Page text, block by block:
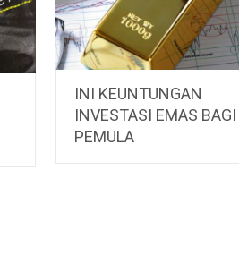
INI KEUNTUNGAN
INVESTASI EMAS BAGI
PEMULA